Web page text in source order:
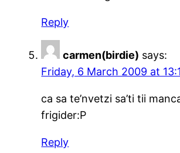
Reply
carmen(birdie) says:
Friday, 6 March 2009 at
ca sa te’nvetzi sa’ti tii
frigider:P
Reply